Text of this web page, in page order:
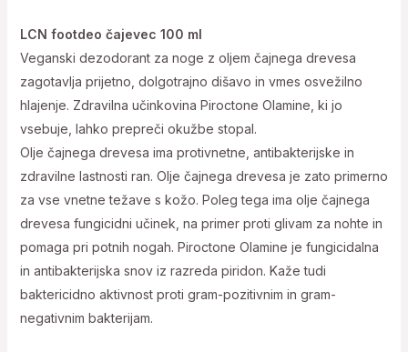
LCN footdeo čajevec 100 ml
Veganski dezodorant za noge z oljem čajnega drevesa
zagotavlja prijetno, dolgotrajno dišavo in vmes osvežilno
hlajenje. Zdravilna učinkovina Piroctone Olamine, ki jo
vsebuje, lahko prepreči okužbe stopal.
Olje čajnega drevesa ima protivnetne, antibakterijske in
zdravilne lastnosti ran. Olje čajnega drevesa je zato primerno
za vse vnetne težave s kožo. Poleg tega ima olje čajnega
drevesa fungicidni učinek, na primer proti glivam za nohte in
pomaga pri potnih nogah. Piroctone Olamine je fungicidalna
in antibakterijska snov iz razreda piridon. Kaže tudi
baktericidno aktivnost proti gram-pozitivnim in gram-
negativnim bakterijam.